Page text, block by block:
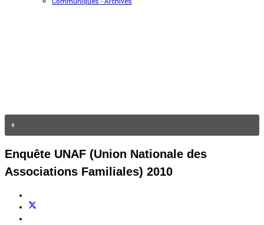
Enquête UNAF (Union Nationale des
Associations Familiales) 2010